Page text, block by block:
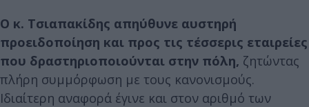
Ο κ. Τσιαπακίδης απηύθυνε αυστηρή
προειδοποίηση και προς τις τέσσερις εταιρείες
που δραστηριοποιούνται στην πόλη, ζητώντας
πλήρη συμμόρφωση με τους κανονισμούς.
Ιδιαίτερη αναφορά έγινε και στον αριθμό των